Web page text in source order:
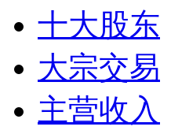
十大股东
大宗交易
主营收入